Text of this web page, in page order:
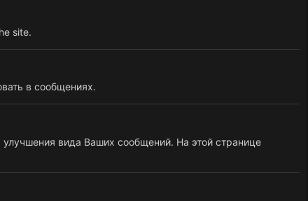
site.
в сообщениях.
вида Ваших сообщений. На этой странице